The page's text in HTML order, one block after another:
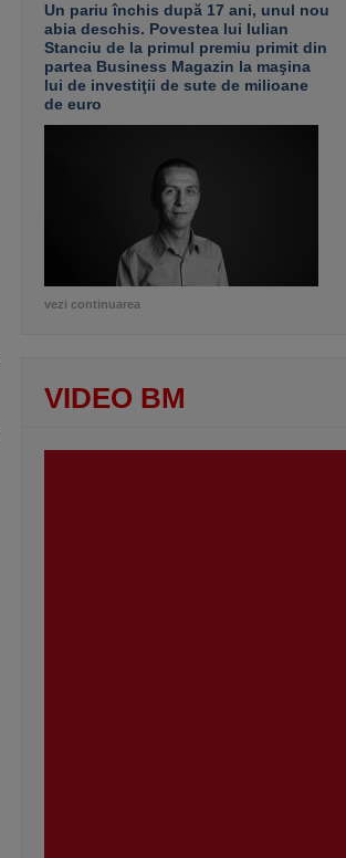
Un pariu închis după 17 ani, unul nou
abia deschis. Povestea lui Iulian
Stanciu de la primul premiu primit din
partea Business Magazin la maşina
lui de investiţii de sute de milioane
de euro
vezi continuarea
VIDEO BM